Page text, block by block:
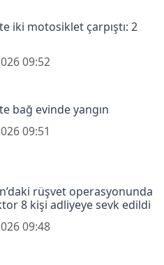
iki motosiklet çarpıştı: 2
09:52
bağ evinde yangın
09:51
rüşvet operasyonunda
8 kişi adliyeye sevk edildi
09:48